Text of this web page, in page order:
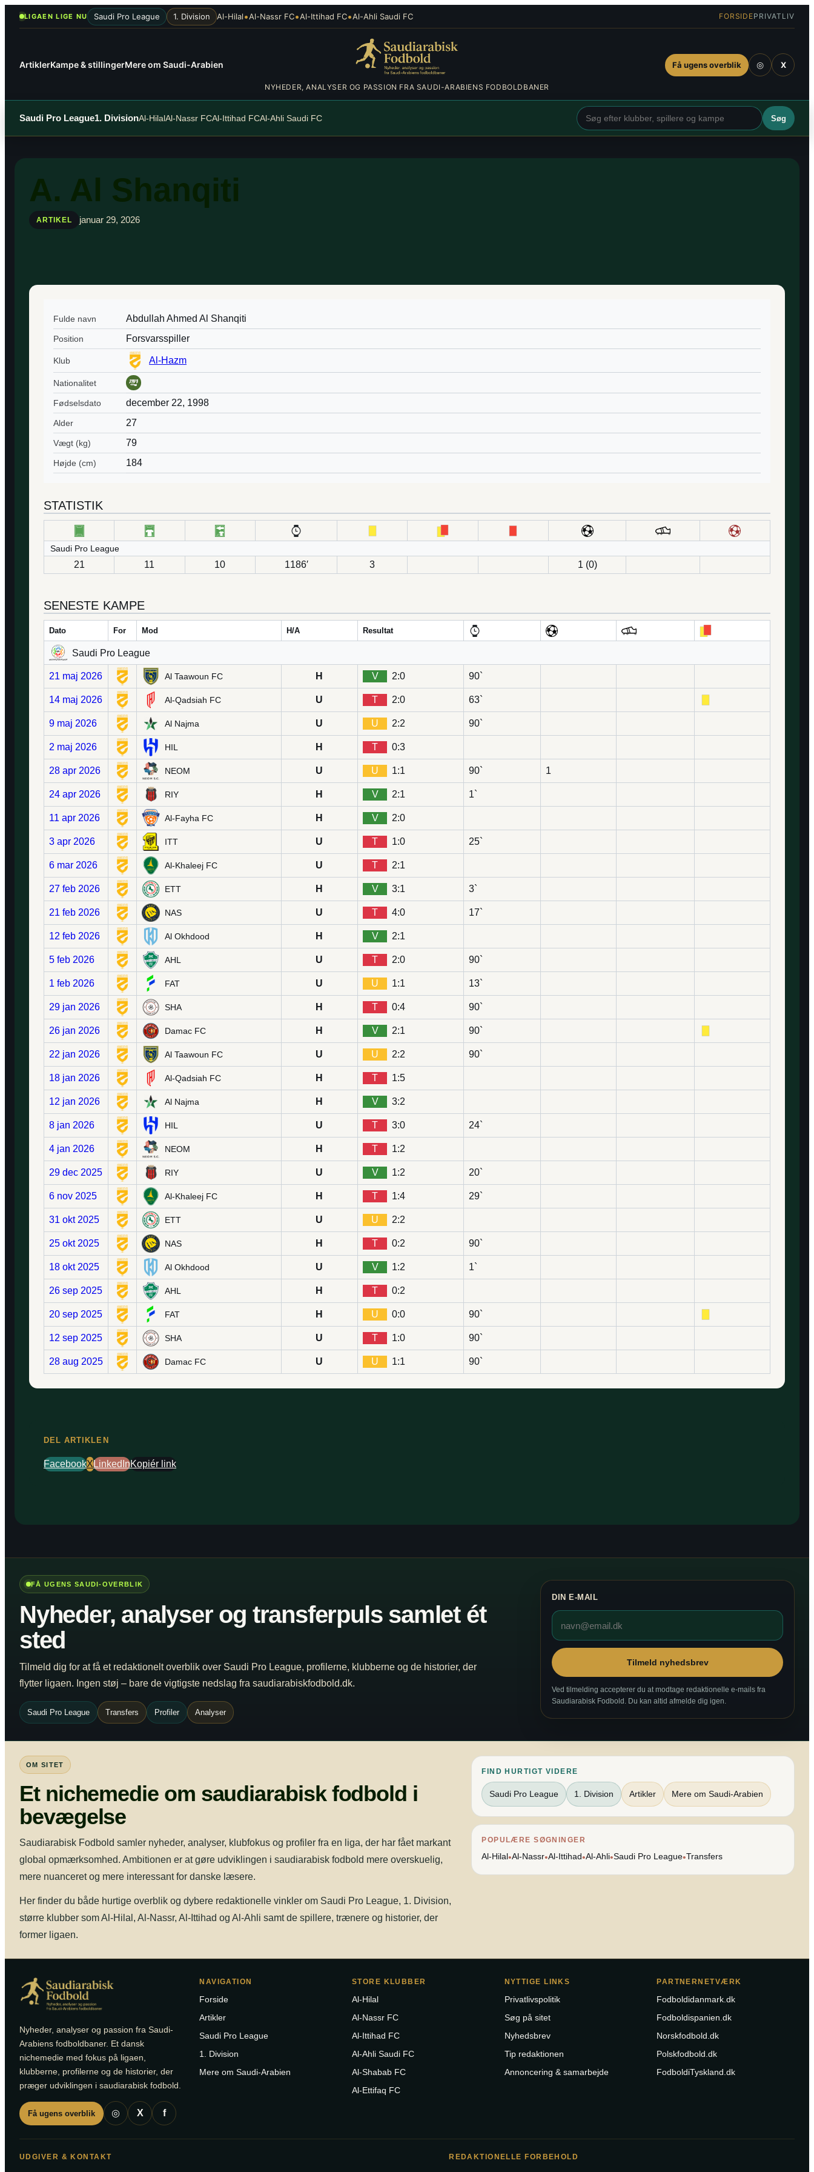
SpringLIGAEN LIGE NU Saudi Pro League 1. Division Al-Hilal•Al-Nassr FC•Al-Ittihad FC•Al-Ahli Saudi FC FORSIDEPRIVATLIV
ArtiklerKampe & stillingerMere om Saudi-Arabien
NYHEDER, ANALYSER OG PASSION FRA SAUDI-ARABIENS FODBOLDBANER
Få ugens overblik ◎ X
Saudi Pro League1. DivisionAl-HilalAl-Nassr FCAl-Ittihad FCAl-Ahli Saudi FC Søg
A. Al Shanqiti
ARTIKEL januar 29, 2026
Fulde navn Abdullah Ahmed Al Shanqiti
Position Forsvarsspiller
Klub Al-Hazm
Nationalitet
Fødselsdato december 22, 1998
Alder 27
Vægt (kg) 79
Højde (cm) 184
STATISTIK
Saudi Pro League
21 11 10 1186′ 3 1 (0)
SENESTE KAMPE
Dato For Mod H/A Resultat
Saudi Pro League
21 maj 2026 Al Taawoun FC H V 2:0 90`
14 maj 2026 Al-Qadsiah FC U T 2:0 63`
9 maj 2026 Al Najma U U 2:2 90`
2 maj 2026 HIL H T 0:3
28 apr 2026 NEOM U U 1:1 90` 1
24 apr 2026 RIY H V 2:1 1`
11 apr 2026 Al-Fayha FC H V 2:0
3 apr 2026 ITT U T 1:0 25`
6 mar 2026 Al-Khaleej FC U T 2:1
27 feb 2026 ETT H V 3:1 3`
21 feb 2026 NAS U T 4:0 17`
12 feb 2026 Al Okhdood H V 2:1
5 feb 2026 AHL U T 2:0 90`
1 feb 2026 FAT U U 1:1 13`
29 jan 2026 SHA H T 0:4 90`
26 jan 2026 Damac FC H V 2:1 90`
22 jan 2026 Al Taawoun FC U U 2:2 90`
18 jan 2026 Al-Qadsiah FC H T 1:5
12 jan 2026 Al Najma H V 3:2
8 jan 2026 HIL U T 3:0 24`
4 jan 2026 NEOM H T 1:2
29 dec 2025 RIY U V 1:2 20`
6 nov 2025 Al-Khaleej FC H T 1:4 29`
31 okt 2025 ETT U U 2:2
25 okt 2025 NAS H T 0:2 90`
18 okt 2025 Al Okhdood U V 1:2 1`
26 sep 2025 AHL H T 0:2
20 sep 2025 FAT H U 0:0 90`
12 sep 2025 SHA U T 1:0 90`
28 aug 2025 Damac FC U U 1:1 90`
DEL ARTIKLEN
FacebookXLinkedInKopiér link
FÅ UGENS SAUDI-OVERBLIK
Nyheder, analyser og transferpuls samlet ét
sted
Tilmeld dig for at få et redaktionelt overblik over Saudi Pro League, profilerne, klubberne og de historier, der
flytter ligaen. Ingen støj – bare de vigtigste nedslag fra saudiarabiskfodbold.dk.
Saudi Pro League Transfers Profiler Analyser
DIN E-MAIL
Tilmeld nyhedsbrev
Ved tilmelding accepterer du at modtage redaktionelle e-mails fra
Saudiarabisk Fodbold. Du kan altid afmelde dig igen.
OM SITET
Et nichemedie om saudiarabisk fodbold i
bevægelse
Saudiarabisk Fodbold samler nyheder, analyser, klubfokus og profiler fra en liga, der har fået markant
global opmærksomhed. Ambitionen er at gøre udviklingen i saudiarabisk fodbold mere overskuelig,
mere nuanceret og mere interessant for danske læsere.
Her finder du både hurtige overblik og dybere redaktionelle vinkler om Saudi Pro League, 1. Division,
større klubber som Al-Hilal, Al-Nassr, Al-Ittihad og Al-Ahli samt de spillere, trænere og historier, der
former ligaen.
FIND HURTIGT VIDERE
Saudi Pro League 1. Division Artikler Mere om Saudi-Arabien
POPULÆRE SØGNINGER
Al-Hilal•Al-Nassr•Al-Ittihad•Al-Ahli•Saudi Pro League•Transfers
Nyheder, analyser og passion fra Saudi-
Arabiens fodboldbaner. Et dansk
nichemedie med fokus på ligaen,
klubberne, profilerne og de historier, der
præger udviklingen i saudiarabisk fodbold.
Få ugens overblik ◎ X f
NAVIGATION
Forside
Artikler
Saudi Pro League
1. Division
Mere om Saudi-Arabien
STORE KLUBBER
Al-Hilal
Al-Nassr FC
Al-Ittihad FC
Al-Ahli Saudi FC
Al-Shabab FC
Al-Ettifaq FC
NYTTIGE LINKS
Privatlivspolitik
Søg på sitet
Nyhedsbrev
Tip redaktionen
Annoncering & samarbejde
PARTNERNETVÆRK
Fodboldidanmark.dk
Fodboldispanien.dk
Norskfodbold.dk
Polskfodbold.dk
FodboldiTyskland.dk
UDGIVER & KONTAKT REDAKTIONELLE FORBEHOLD